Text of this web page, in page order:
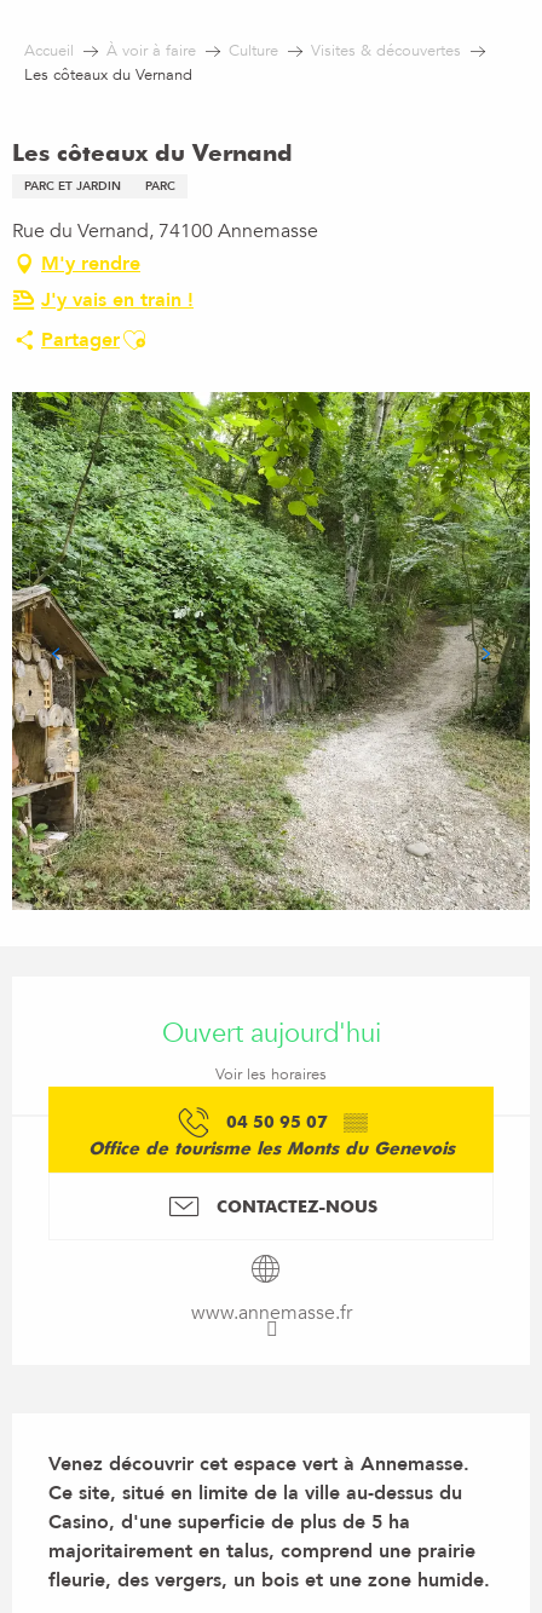
contenu
Accueil À voir à faire Culture
Visites & découvertes
Les côteaux du Vernand
Les côteaux du Vernand
PARC ET JARDIN PARC
Rue du Vernand, 74100 Annemasse
M'y rendre
J'y vais en train !
PartagerAjouter aux favoris
Ouvert aujourd'hui
Voir les horaires
04 50 95 07 ▒▒
Office de tourisme les Monts du Genevois
CONTACTEZ-NOUS
www.annemasse.fr
Venez découvrir cet espace vert à Annemasse.
Ce site, situé en limite de la ville au-dessus du
Casino, d'une superficie de plus de 5 ha
majoritairement en talus, comprend une prairie
fleurie, des vergers, un bois et une zone humide.